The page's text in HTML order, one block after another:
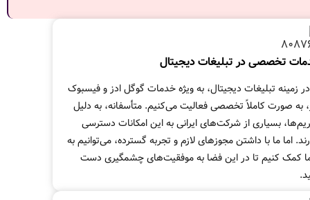
تخصصی در تبلیغات دیجیتال
زمینه تبلیغات دیجیتال، به ویژه خدمات گوگل ادز و فیسبوک
به صورت کاملاً تخصصی فعالیت می‌کنیم. متأسفانه، به دلیل
بسیاری از شرکت‌های ایرانی به این امکانات دسترسی
اما ما با داشتن مجوزهای لازم و تجربه گسترده، می‌توانیم به
کمک کنیم تا در این فضا به موفقیت‌های چشمگیری دست